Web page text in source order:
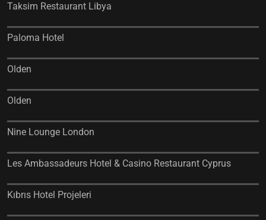
Taksim Restaurant Libya
Paloma Hotel
Olden
Olden
Nine Lounge London
Les Ambassadeurs Hotel & Casino Restaurant Cyprus
Kıbrıs Hotel Projeleri